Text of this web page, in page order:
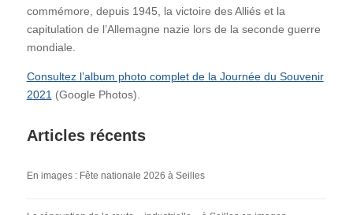
commémore, depuis 1945, la victoire des Alliés et la
capitulation de l’Allemagne nazie lors de la seconde guerre
mondiale.
Consultez l’album photo complet de la Journée du Souvenir
2021 (Google Photos).
Articles récents
En images : Fête nationale 2026 à Seilles